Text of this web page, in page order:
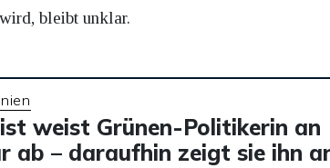
bleibt unklar.
weist Grünen-Politikerin an
ab – daraufhin zeigt sie ihn